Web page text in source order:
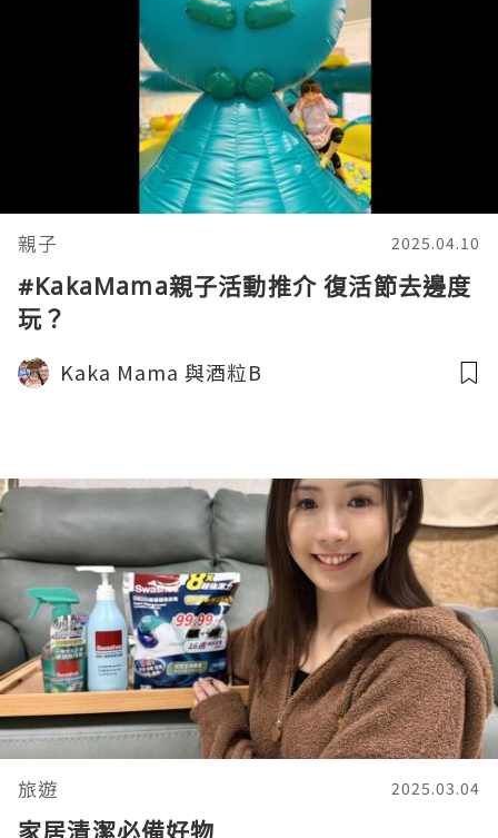
親子 2025.04.10
#KakaMama親子活動推介 復活節去邊度
玩？
Kaka Mama 與酒粒B
旅遊 2025.03.04
家居清潔必備好物